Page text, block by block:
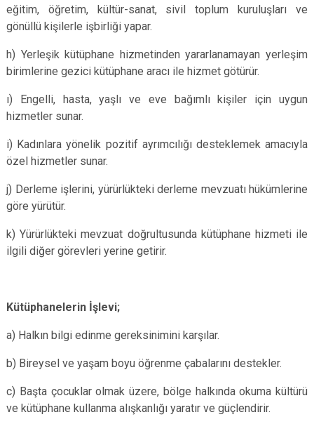
eğitim, öğretim, kültür-sanat, sivil toplum kuruluşları ve
gönüllü kişilerle işbirliği yapar.
h) Yerleşik kütüphane hizmetinden yararlanamayan yerleşim
birimlerine gezici kütüphane aracı ile hizmet götürür.
ı) Engelli, hasta, yaşlı ve eve bağımlı kişiler için uygun
hizmetler sunar.
i) Kadınlara yönelik pozitif ayrımcılığı desteklemek amacıyla
özel hizmetler sunar.
j) Derleme işlerini, yürürlükteki derleme mevzuatı hükümlerine
göre yürütür.
k) Yürürlükteki mevzuat doğrultusunda kütüphane hizmeti ile
ilgili diğer görevleri yerine getirir.
Kütüphanelerin İşlevi;
a) Halkın bilgi edinme gereksinimini karşılar.
b) Bireysel ve yaşam boyu öğrenme çabalarını destekler.
c) Başta çocuklar olmak üzere, bölge halkında okuma kültürü
ve kütüphane kullanma alışkanlığı yaratır ve güçlendirir.